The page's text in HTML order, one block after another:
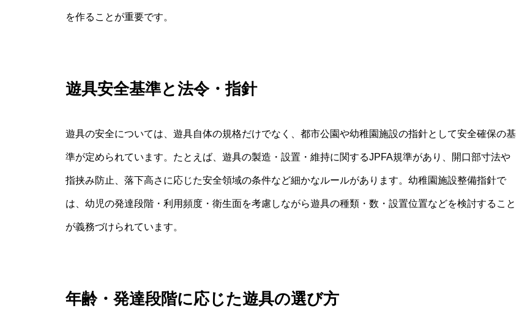
を作ることが重要です。
遊具安全基準と法令・指針
遊具の安全については、遊具自体の規格だけでなく、都市公園や幼稚園施設の指針として安全確保の基
準が定められています。たとえば、遊具の製造・設置・維持に関するJPFA規準があり、開口部寸法や
指挟み防止、落下高さに応じた安全領域の条件など細かなルールがあります。幼稚園施設整備指針で
は、幼児の発達段階・利用頻度・衛生面を考慮しながら遊具の種類・数・設置位置などを検討すること
が義務づけられています。
年齢・発達段階に応じた遊具の選び方